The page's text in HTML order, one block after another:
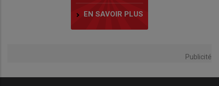
EN SAVOIR PLUS
Publicité